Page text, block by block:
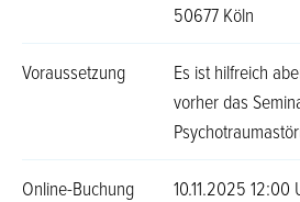
50677 Köln
Voraussetzung
Es ist hilfreich
vorher das
Online-Buchung
10.11.2025 12:00